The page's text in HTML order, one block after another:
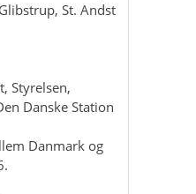
St. Andst
Styrelsen,
Danske Station
Danmark og